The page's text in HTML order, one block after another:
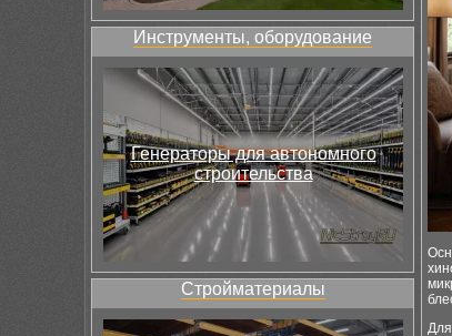
Инструменты, оборудование
Генераторы для автономного
строительства
Стройматериалы